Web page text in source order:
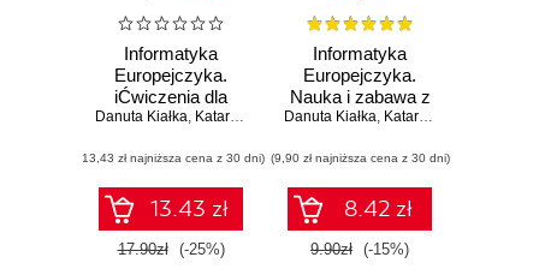
Informatyka
Europejczyka.
iĆwiczenia dla
szkoły
IV-VI. Część I
Danuta Kiałka, Katarzyna Kiałka
(13,43 zł najniższa cena z 30 dni)
13.43 zł
17.90zł (-25%)
Informatyka
Europejczyka.
Nauka i zabawa z
komputerem w
zintegrowanym.
Część 1
Danuta Kiałka, Katarzyna Kiałka
(9,90 zł najniższa cena z 30 dni)
8.42 zł
9.90zł (-15%)